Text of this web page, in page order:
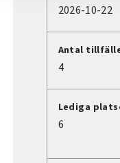
2026-10-22
Antal
4
Lediga
6